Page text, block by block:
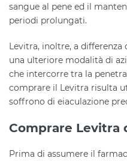
sangue al pene ed il
periodi prolungati.
Levitra, inoltre, a
una ulteriore modalità di
che intercorre tra la
comprare il Levitra risulta
soffrono di eiaculazione
Comprare Levitra
Prima di assumere il